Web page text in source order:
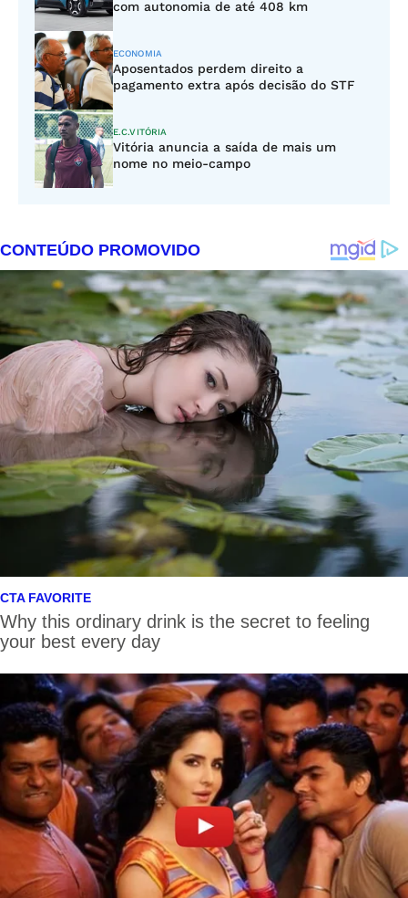
com autonomia de até 408 km
ECONOMIA
Aposentados perdem direito a
pagamento extra após decisão do STF
E.C.VITÓRIA
Vitória anuncia a saída de mais um
nome no meio-campo